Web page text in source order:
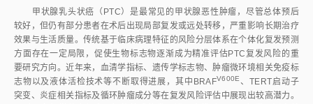
甲状腺乳头状癌（PTC）是最常见的甲状腺恶性肿瘤，尽管总体预后
较好，但仍有部分患者在术后出现局部复发或远处转移，严重影响长期治疗
效果与生活质量。传统基于临床病理特征的风险分层体系在个体化复发预测
方面存在一定局限，促使生物标志物逐渐成为精准评估PTC复发风险的重
要研究方向。近年来，血清学指标、遗传学标志物、肿瘤微环境相关免疫标
志物以及液体活检技术等不断取得进展，其中BRA FV600E 、TERT启动子
突变、炎症相关指标及循环肿瘤成分等在复发风险评估中展现出较高潜力。